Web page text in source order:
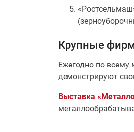
Крупные
Ежегодно по всему
демонстрируют
Выставка